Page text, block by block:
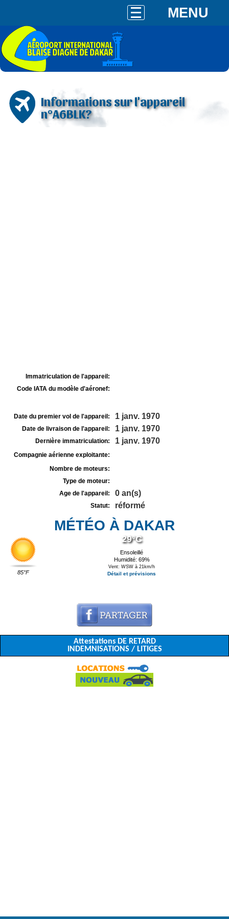
MENU
Informations sur l'appareil
n°A6BLK?
Immatriculation de l'appareil:
Code IATA du modèle d'aéronef:
Date du premier vol de l'appareil: 1 janv. 1970
Date de livraison de l'appareil: 1 janv. 1970
Dernière immatriculation: 1 janv. 1970
Compagnie aérienne exploitante:
Nombre de moteurs:
Type de moteur:
Age de l'appareil:
0 an(s)
Statut: réformé
MÉTÉO À DAKAR
85°F
29°C
Ensoleillé
Humidité: 69%
Vent: WSW à 21km/h
Détail et prévisions
Attestations DE RETARD
INDEMNISATIONS / LITIGES